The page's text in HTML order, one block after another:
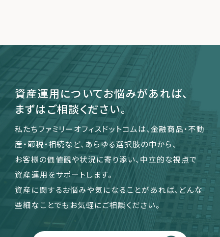
運営会社
ファミリーオフィスとは
メールマガジン登録
よくある質問
資産運用についてお悩みがあれば、
まずはご相談ください。
私たちファミリーオフィスドットコムは、金融商品・不動
産・節税・相続など、あらゆる選択肢の中から、
お客様の価値観や状況に寄り添い、中立的な視点で
資産運用をサポートします。
資産に関するお悩みや気になることがあれば、どんな
些細なことでもお気軽にご相談ください。